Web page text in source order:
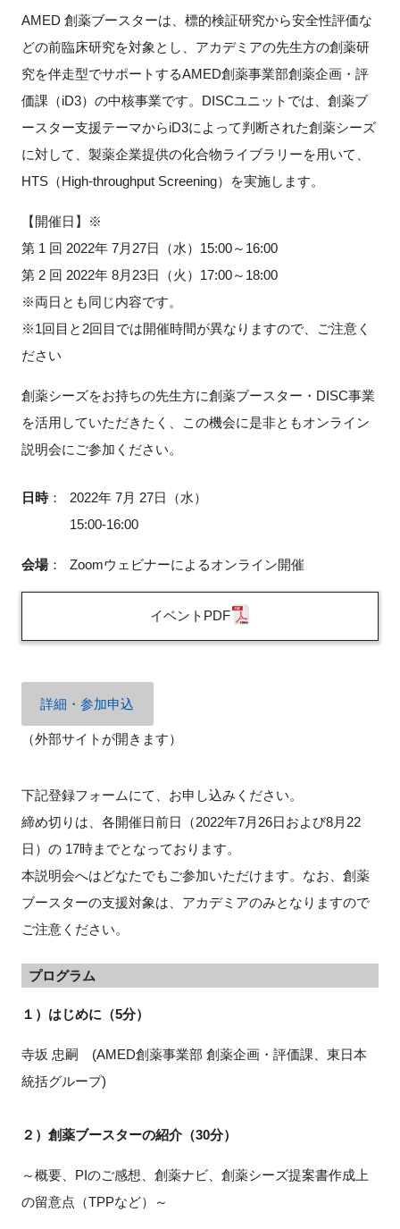
FAQ
イベントお知らせメール登録
閉じる
AMED 創薬ブースターは、標的検証研究から安全性評価な
どの前臨床研究を対象とし、アカデミアの先生方の創薬研
究を伴走型でサポートするAMED創薬事業部創薬企画・評
価課（iD3）の中核事業です。DISCユニットでは、創薬ブ
ースター支援テーマからiD3によって判断された創薬シーズ
に対して、製薬企業提供の化合物ライブラリーを用いて、
HTS（High-throughput Screening）を実施します。
【開催日】※
第 1 回 2022年 7月27日（水）15:00～16:00
第 2 回 2022年 8月23日（火）17:00～18:00
※両日とも同じ内容です。
※1回目と2回目では開催時間が異なりますので、ご注意く
ださい
創薬シーズをお持ちの先生方に創薬ブースター・DISC事業
を活用していただきたく、この機会に是非ともオンライン
説明会にご参加ください。
日時：
2022年 7月 27日（水）
15:00-16:00
会場： Zoomウェビナーによるオンライン開催
イベントPDF
詳細・参加申込
（外部サイトが開きます）
下記登録フォームにて、お申し込みください。
締め切りは、各開催日前日（2022年7月26日および8月22
日）の 17時までとなっております。
本説明会へはどなたでもご参加いただけます。なお、創薬
ブースターの支援対象は、アカデミアのみとなりますので
ご注意ください。
プログラム
１）はじめに（5分）
寺坂 忠嗣 (AMED創薬事業部 創薬企画・評価課、東日本
統括グループ)
２）創薬ブースターの紹介（30分）
～概要、PIのご感想、創薬ナビ、創薬シーズ提案書作成上
の留意点（TPPなど）～